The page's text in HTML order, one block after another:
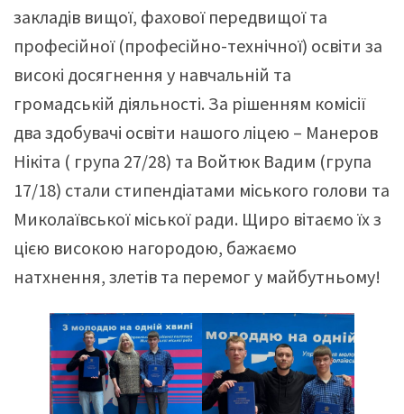
закладів вищої, фахової передвищої та
професійної (професійно-технічної) освіти за
високі досягнення у навчальній та
громадській діяльності. За рішенням комісії
два здобувачі освіти нашого ліцею – Манеров
Нікіта ( група 27/28) та Войтюк Вадим (група
17/18) стали стипендіатами міського голови та
Миколаївської міської ради. Щиро вітаємо їх з
цією високою нагородою, бажаємо
натхнення, злетів та перемог у майбутньому!